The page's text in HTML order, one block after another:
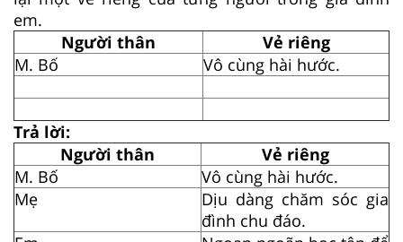
em.
Người thân
Vẻ riêng
M. Bố
Vô cùng hài hước.
Trả lời:
Người thân
Vẻ riêng
M. Bố
Vô cùng hài hước.
Mẹ
Dịu dàng chăm sóc gia
đình chu đáo.